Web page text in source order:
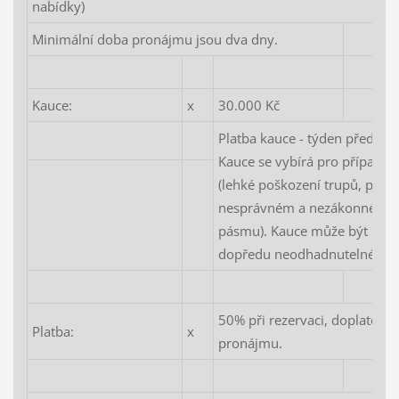
nabídky)
Minimální doba pronájmu jsou dva dny.
Kauce: x
30.000 Kč
Platba kauce - týden před
Kauce se vybírá pro případ
(lehké poškození trupů,
nesprávném a nezákonném
pásmu). Kauce může být
dopředu neodhadnutelné
Platba: x
50% při rezervaci, doplatek
pronájmu.